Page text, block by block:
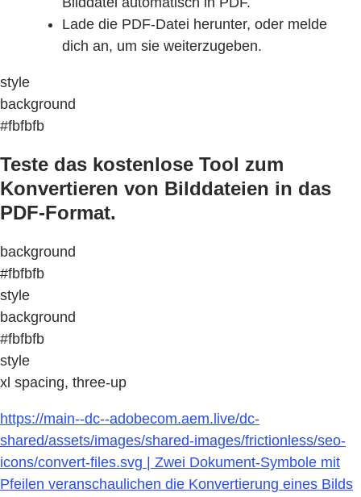
Lade die PDF-Datei herunter, oder melde
dich an, um sie weiterzugeben.
style
background
#fbfbfb
Teste das kostenlose Tool zum
Konvertieren von Bilddateien in das
PDF-Format.
background
#fbfbfb
style
background
#fbfbfb
style
xl spacing, three-up
https://main--dc--adobecom.aem.live/dc-
shared/assets/images/shared-images/frictionless/seo-
icons/convert-files.svg | Zwei Dokument-Symbole mit
Pfeilen veranschaulichen die Konvertierung eines Bilds